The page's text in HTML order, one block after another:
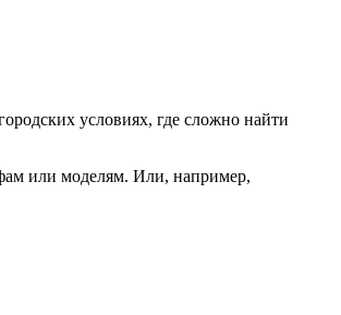
условиях, где сложно найти
или моделям. Или, например,